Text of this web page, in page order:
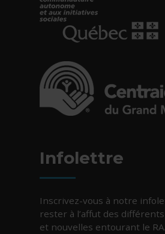
Infolettre
Inscrivez-vous à notre
rester à l’affut des
et nouvelles entourant le